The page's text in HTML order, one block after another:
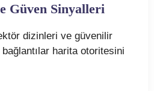
Güven Sinyalleri
dizinleri ve güvenilir
harita otoritesini